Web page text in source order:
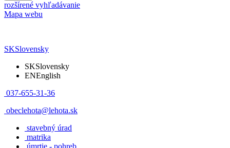
rozšírené vyhľadávanie
Mapa webu
SKSlovensky
SKSlovensky
ENEnglish
037-655-31-36
obeclehota@lehota.sk
stavebný úrad
matrika
úmrtie - pohreb